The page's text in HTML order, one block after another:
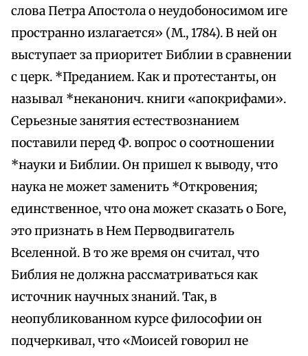
слова Петра Апостола о неудобоносимом иге
пространно излагается» (М., 1784). В ней он
выступает за приоритет Библии в сравнении
с церк. *Преданием. Как и протестанты, он
называл *неканонич. книги «апокрифами».
Серьезные занятия естествознанием
поставили перед Ф. вопрос о соотношении
*науки и Библии. Он пришел к выводу, что
наука не может заменить *Откровения;
единственное, что она может сказать о Боге,
это признать в Нем Перводвигатель
Вселенной. В то же время он считал, что
Библия не должна рассматриваться как
источник научных знаний. Так, в
неопубликованном курсе философии он
подчеркивал, что «Моисей говорил не